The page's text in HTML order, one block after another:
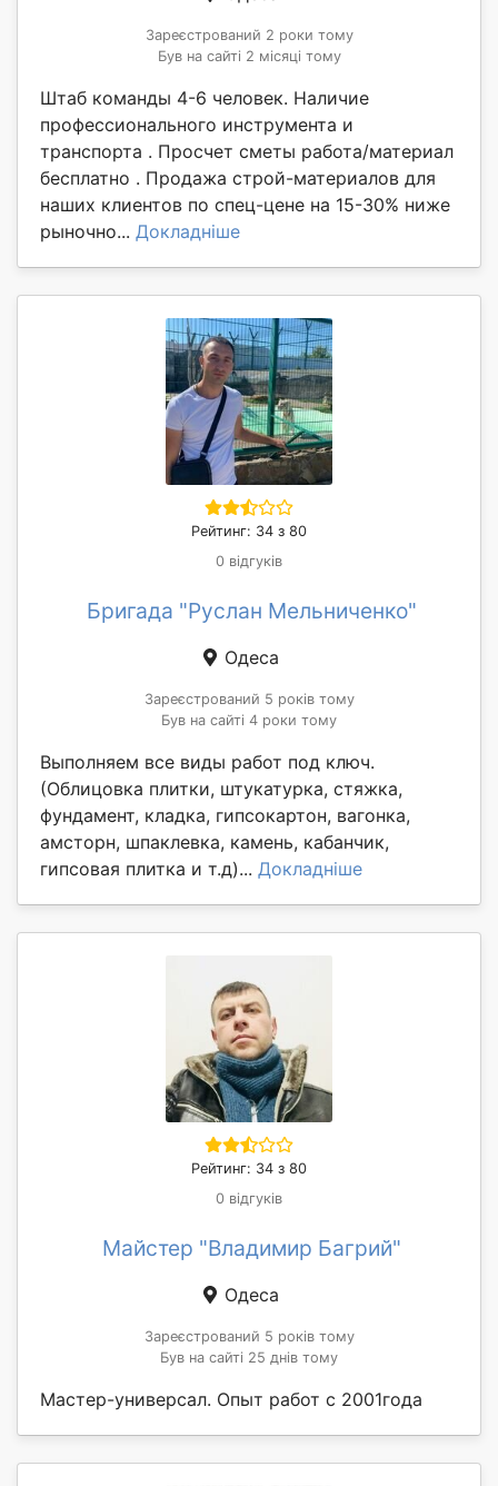
Зареєстрований 2 роки тому
Був на сайті 2 місяці тому
Штаб команды 4-6 человек. Наличие
профессионального инструмента и
транспорта . Просчет сметы работа/материал
бесплатно . Продажа строй-материалов для
наших клиентов по спец-цене на 15-30% ниже
рыночно... Докладніше
Рейтинг: 34 з 80
0 відгуків
Бригада "Руслан Мельниченко"
Одеса
Зареєстрований 5 років тому
Був на сайті 4 роки тому
Выполняем все виды работ под ключ.
(Облицовка плитки, штукатурка, стяжка,
фундамент, кладка, гипсокартон, вагонка,
амсторн, шпаклевка, камень, кабанчик,
гипсовая плитка и т.д)... Докладніше
Рейтинг: 34 з 80
0 відгуків
Майстер "Владимир Багрий"
Одеса
Зареєстрований 5 років тому
Був на сайті 25 днів тому
Мастер-универсал. Опыт работ с 2001года